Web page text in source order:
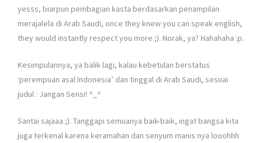
yesss, biarpun pembagian kasta berdasarkan penampilan
merajalela di Arab Saudi, once they knew you can speak english,
they would instantly respect you more ;). Norak, ya? Hahahaha :p.
Kesimpulannya, ya balik lagi, kalau kebetulan berstatus
‘perempuan asal Indonesia’ dan tinggal di Arab Saudi, sesuai
judul : Jangan Sensi! ^_^
Santai sajaaa ;). Tanggapi semuanya baik-baik, ingat bangsa kita
juga terkenal karena keramahan dan senyum manis nya looohhh